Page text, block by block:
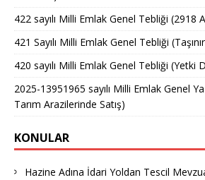
422 sayılı Milli Emlak Genel Tebliği (2918
421 Sayılı Milli Emlak Genel Tebliği
420 sayılı Milli Emlak Genel Tebliği (Yetki
2025-13951965 sayılı Milli Emlak Genel
Tarım Arazilerinde Satış)
KONULAR
Hazine Adına İdari Yoldan Tescil